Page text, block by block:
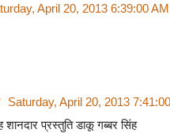
April 20, 2013 6:39:00 AM
Saturday, April 20, 2013
शानदार प्रस्तुति डाकू गब्बर सिंह